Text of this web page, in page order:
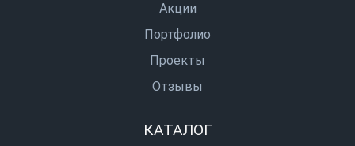
Акции
Портфолио
Проекты
Отзывы
КАТАЛОГ